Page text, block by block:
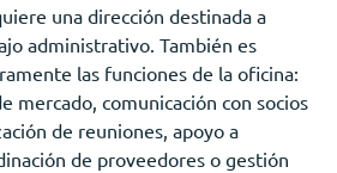
una dirección destinada a
administrativo. También es
las funciones de la oficina:
mercado, comunicación con socios
de reuniones, apoyo a
de proveedores o gestión